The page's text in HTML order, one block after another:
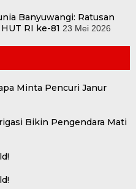
Banyuwangi: Ratusan
RI ke-81 23 Mei 2026
Minta Pencuri Janur
Bikin Pengendara Mati